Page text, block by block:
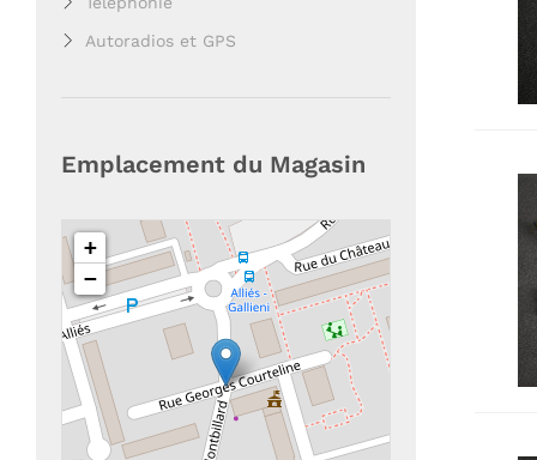
Autoradios et GPS
Emplacement du Magasin
+
−